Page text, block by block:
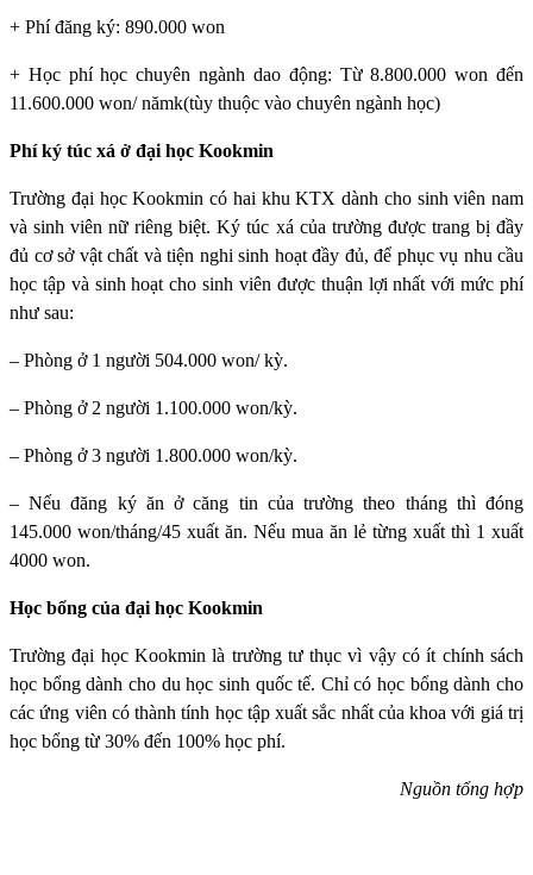
+ Phí đăng ký: 890.000 won
+ Học phí học chuyên ngành dao động: Từ 8.800.000 won đến
11.600.000 won/ nămk(tùy thuộc vào chuyên ngành học)
Phí ký túc xá ở đại học Kookmin
Trường đại học Kookmin có hai khu KTX dành cho sinh viên nam
và sinh viên nữ riêng biệt. Ký túc xá của trường được trang bị đầy
đủ cơ sở vật chất và tiện nghi sinh hoạt đầy đủ, để phục vụ nhu cầu
học tập và sinh hoạt cho sinh viên được thuận lợi nhất với mức phí
như sau:
– Phòng ở 1 người 504.000 won/ kỳ.
– Phòng ở 2 người 1.100.000 won/kỳ.
– Phòng ở 3 người 1.800.000 won/kỳ.
– Nếu đăng ký ăn ở căng tin của trường theo tháng thì đóng
145.000 won/tháng/45 xuất ăn. Nếu mua ăn lẻ từng xuất thì 1 xuất
4000 won.
Học bổng của đại học Kookmin
Trường đại học Kookmin là trường tư thục vì vậy có ít chính sách
học bổng dành cho du học sinh quốc tế. Chỉ có học bổng dành cho
các ứng viên có thành tính học tập xuất sắc nhất của khoa với giá trị
học bổng từ 30% đến 100% học phí.
Nguồn tổng hợp